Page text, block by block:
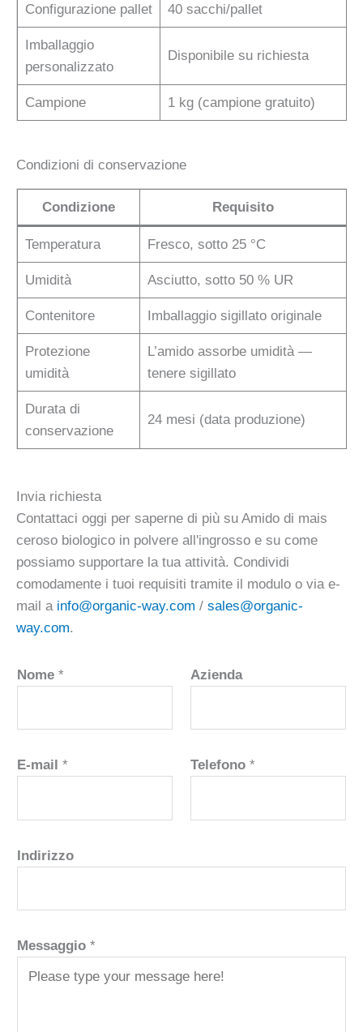
Configurazione pallet 40 sacchi/pallet
Imballaggio
personalizzato
Disponibile su richiesta
Campione 1 kg (campione gratuito)
Condizioni di conservazione
Condizione Requisito
Temperatura Fresco, sotto 25 °C
Umidità Asciutto, sotto 50 % UR
Contenitore Imballaggio sigillato originale
Protezione
umidità
L’amido assorbe umidità —
tenere sigillato
Durata di
conservazione
24 mesi (data produzione)
Invia richiesta
Contattaci oggi per saperne di più su Amido di mais
ceroso biologico in polvere all'ingrosso e su come
possiamo supportare la tua attività. Condividi
comodamente i tuoi requisiti tramite il modulo o via e-
mail a info@organic-way.com / sales@organic-
way.com.
Nome * Azienda
E-mail * Telefono *
Indirizzo
Messaggio *